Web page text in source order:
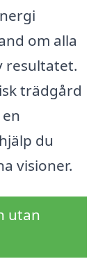
om alla
resultatet.
trädgård
du
visioner.
utan